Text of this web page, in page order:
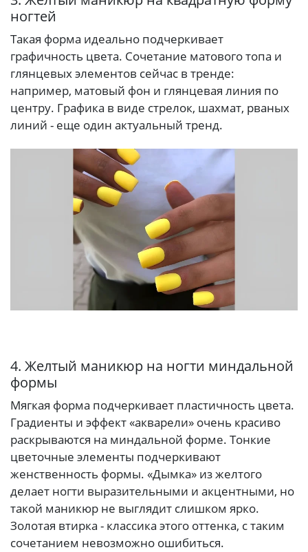
ногтей
Такая форма идеально подчеркивает
графичность цвета. Сочетание матового топа и
глянцевых элементов сейчас в тренде:
например, матовый фон и глянцевая линия по
центру. Графика в виде стрелок, шахмат, рваных
линий - еще один актуальный тренд.
4. Желтый маникюр на ногти миндальной
формы
Мягкая форма подчеркивает пластичность цвета.
Градиенты и эффект «акварели» очень красиво
раскрываются на миндальной форме. Тонкие
цветочные элементы подчеркивают
женственность формы. «Дымка» из желтого
делает ногти выразительными и акцентными, но
такой маникюр не выглядит слишком ярко.
Золотая втирка - классика этого оттенка, с таким
сочетанием невозможно ошибиться.